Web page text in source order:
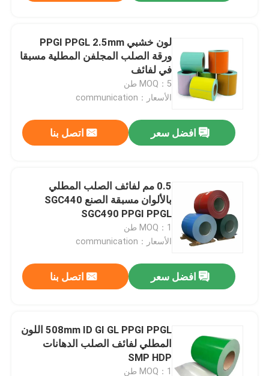
منتجات
أشرطة فيديو
لون خشبي PPGI PPGL 2.5mm
ورقة الصلب المجلفن المطلية مسبقا
في لفائف
MOQ：5 طن
الأسعار：communication
افضل سعر اتصل بنا
0.5 مم لفائف الصلب المطلي
بالألوان مسبقة الصنع SGC440
SGC490 PPGI PPGL
MOQ：1 طن
الأسعار：communication
افضل سعر اتصل بنا
508mm ID GI GL PPGI PPGL اللون
المطلي لفائف الصلب الدهانات
SMP HDP
MOQ：1 طن